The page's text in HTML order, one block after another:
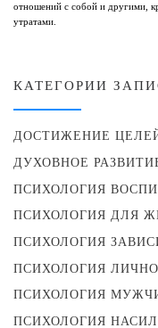
отношений с собой и другими,
утратами.
КАТЕГОРИИ
ДОСТИЖЕНИЕ
ДУХОВНОЕ
ПСИХОЛОГИЯ
ПСИХОЛОГИЯ ДЛЯ
ПСИХОЛОГИЯ
ПСИХОЛОГИЯ
ПСИХОЛОГИЯ
ПСИХОЛОГИЯ